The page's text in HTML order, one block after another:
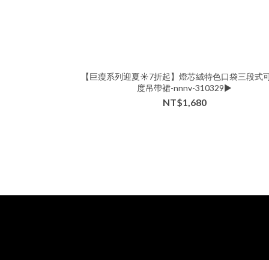
【巨瘦系列迎夏☀️7折起】燈芯絨特色口袋三段式
度吊帶裙-nnnv-310329▶
NT$1,680